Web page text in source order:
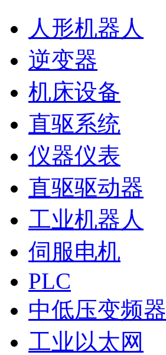
人形机器人
逆变器
机床设备
直驱系统
仪器仪表
直驱驱动器
工业机器人
伺服电机
PLC
中低压变频器
工业以太网